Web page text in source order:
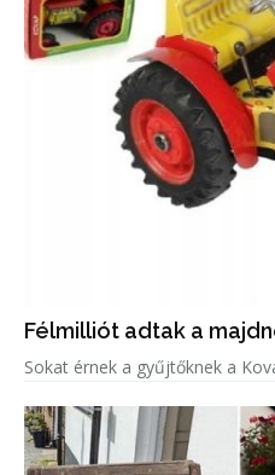
Félmilliót adtak a
Sokat érnek a gyűjtőknek a